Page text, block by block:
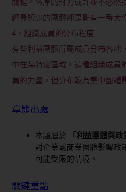
關鍵。豐厚的財力或許並不必然
經費短少的團體卻是難有一番大
4、組織成員的分布程度
有些利益團體所屬成員分布各地
中在某特定區域。這種組織成員
員的力量。但分布較為集中團體
章節出處
本題屬於 「利益團體與政
討企業或商業團體影響政
可能受限的情境。
關鍵重點